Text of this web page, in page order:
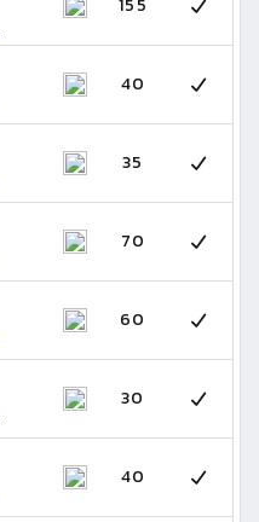
155
40
35
70
60
30
40